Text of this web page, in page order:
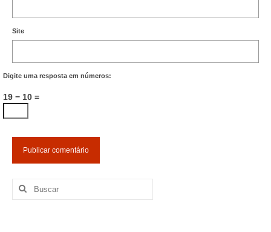
Site
Digite uma resposta em números:
19 − 10 =